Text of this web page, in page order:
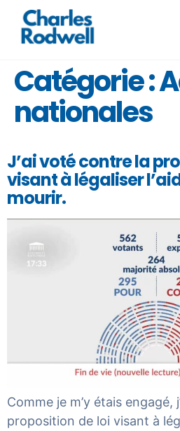
Catégorie :
nationales
J’ai voté contre la
visant à légaliser
mourir.
Comme je m’y étais engagé,
proposition de loi visant à